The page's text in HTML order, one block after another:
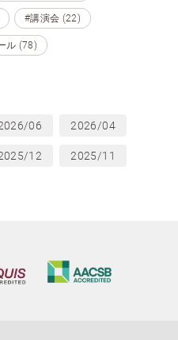
#講演会 (22)
ル (78)
06 2026/04
12 2025/11